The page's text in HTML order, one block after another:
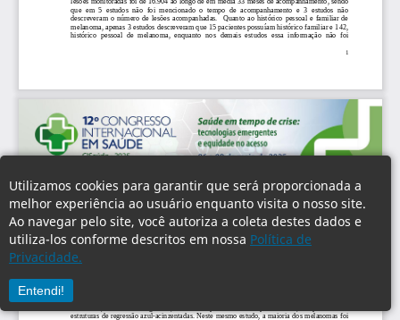
Utilizamos cookies para garantir que será proporcionada a
melhor experiência ao usuário enquanto visita o nosso site.
Ao navegar pelo site, você autoriza a coleta destes dados e
utiliza-los conforme descritos em nossa Política de
Privacidade.
Entendi!